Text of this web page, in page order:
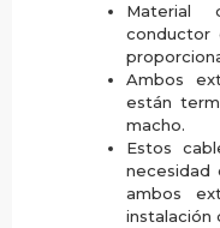
Material
conductor
Ambos
están
macho.
Estos
necesidad
ambos
instalación